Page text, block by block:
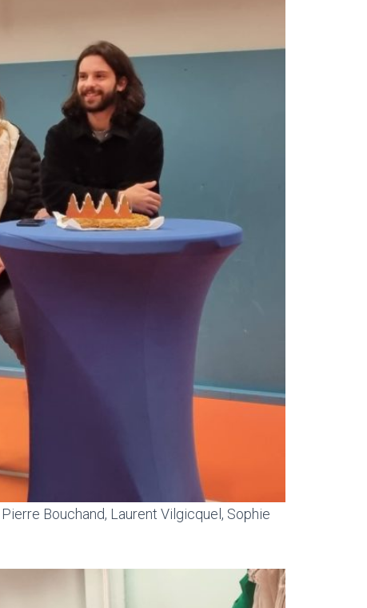
Bouchand, Laurent Vilgicquel, Sophie